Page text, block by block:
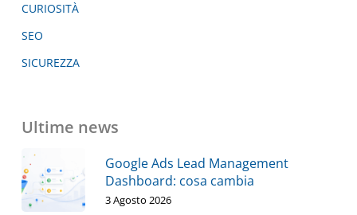
CURIOSITÀ
SEO
SICUREZZA
Ultime news
Google Ads Lead Management
Dashboard: cosa cambia
3 Agosto 2026